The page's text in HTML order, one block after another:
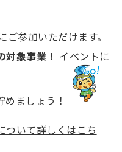
ご参加いただけます。
対象事業！ イベントに
ましょう！
ついて詳しくはこち